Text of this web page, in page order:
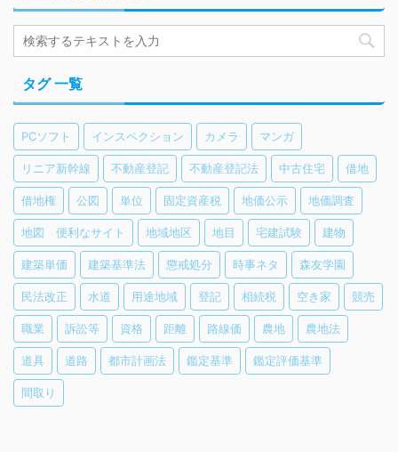
タグ 一覧
PCソフト インスペクション カメラ マンガ
リニア新幹線 不動産登記 不動産登記法 中古住宅 借地
借地権 公図 単位 固定資産税 地価公示 地価調査
地図 便利なサイト 地域地区 地目 宅建試験 建物
建築単価 建築基準法 懲戒処分 時事ネタ 森友学園
民法改正 水道 用途地域 登記 相続税 空き家 競売
職業 訴訟等 資格 距離 路線価 農地 農地法
道具 道路 都市計画法 鑑定基準 鑑定評価基準
間取り